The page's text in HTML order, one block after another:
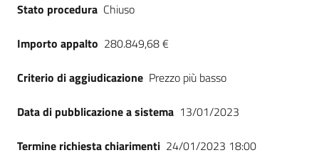
Stato procedura Chiuso
Importo appalto 280.849,68 €
Criterio di aggiudicazione Prezzo più basso
Data di pubblicazione a sistema 13/01/2023
Termine richiesta chiarimenti 24/01/2023 18:00